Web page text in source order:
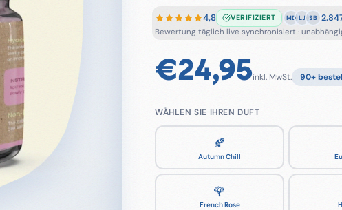
4,8 VERIFIZIERT MD LJ SB
Bewertung täglich live synchronisiert ·
€24,95inkl. MwSt. 90+
WÄHLEN SIE IHREN DUFT
🍂
Autumn Chill
🌹
French Rose